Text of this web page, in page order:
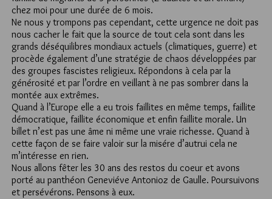
chez moi pour une durée de 6 mois.
Ne nous y trompons pas cependant, cette urgence ne doit pas
nous cacher le fait que la source de tout cela sont dans les
grands déséquilibres mondiaux actuels (climatiques, guerre) et
procède également d’une stratégie de chaos développées par
des groupes fascistes religieux. Répondons à cela par la
générosité et par l’ordre en veillant à ne pas sombrer dans la
montée aux extrêmes.
Quand à l’Europe elle a eu trois faillites en même temps, faillite
démocratique, faillite économique et enfin faillite morale. Un
billet n’est pas une âme ni même une vraie richesse. Quand à
cette façon de se faire valoir sur la misére d’autrui cela ne
m’intéresse en rien.
Nous allons fêter les 30 ans des restos du coeur et avons
porté au panthéon Geneviéve Antonioz de Gaulle. Poursuivons
et persévérons. Pensons à eux.